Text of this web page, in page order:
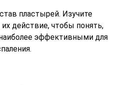
пластырей. Изучите
действие, чтобы понять,
эффективными для